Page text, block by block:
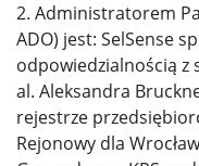
2. Administratorem
ADO) jest: SelSense
odpowiedzialnością z
al. Aleksandra
rejestrze
Rejonowy dla